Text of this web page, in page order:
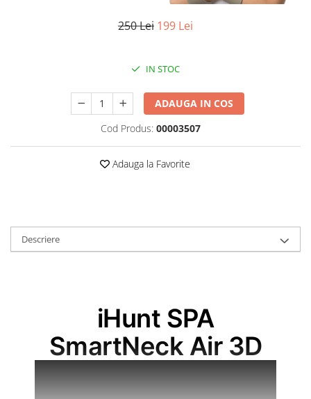
Roboți Gradină
INGRIJIRE PERSONALA
Uscătoare de Păr
CASA, GRADINA SI BRICOLAJ
Sigurante inteligente
Camere de supraveghere
250 Lei 199 Lei
IN STOC
ADAUGA IN COS
Cod Produs: 00003507
Adauga la Favorite
Descriere
iHunt SPA
SmartNeck Air 3D